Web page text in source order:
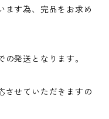
す為、完品をお求め
発送となります。
させていただきますの